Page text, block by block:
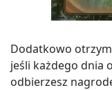
Dodatkowo
jeśli każdego dnia
odbierzesz